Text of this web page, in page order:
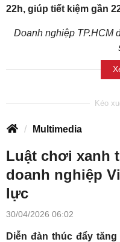
22h, giúp tiết kiệm gần
Doanh nghiệp TP.HCM
Multimedia
Luật chơi xanh
doanh nghiệp
lực
30/04/2026 06:02
Diễn đàn thúc đẩy